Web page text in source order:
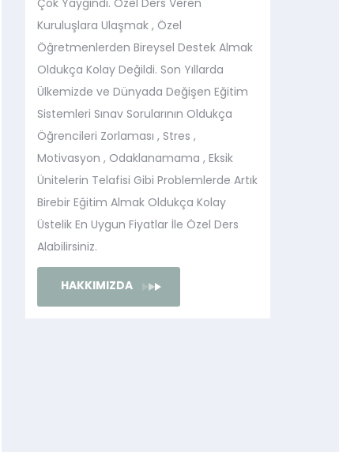
Çok Yaygındı. Özel Ders Veren
Kuruluşlara Ulaşmak , Özel
Öğretmenlerden Bireysel Destek Almak
Oldukça Kolay Değildi. Son Yıllarda
Ülkemizde ve Dünyada Değişen Eğitim
Sistemleri Sınav Sorularının Oldukça
Öğrencileri Zorlaması , Stres ,
Motivasyon , Odaklanamama , Eksik
Ünitelerin Telafisi Gibi Problemlerde Artık
Birebir Eğitim Almak Oldukça Kolay
Üstelik En Uygun Fiyatlar İle Özel Ders
Alabilirsiniz.
HAKKIMIZDA